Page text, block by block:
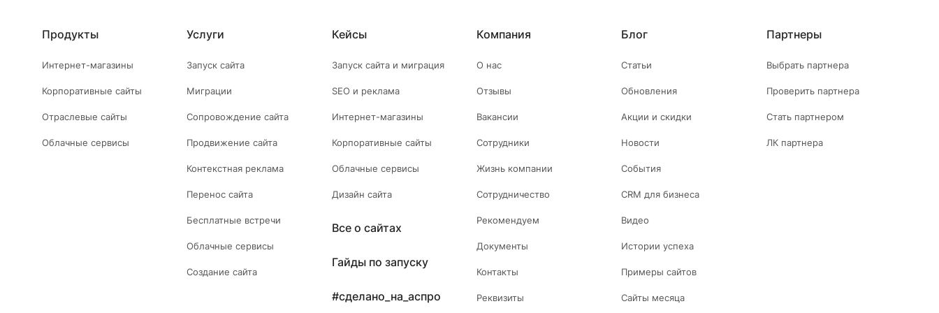
Продукты
Интернет-магазины
Корпоративные сайты
Отраслевые сайты
Облачные сервисы
Услуги
Запуск сайта
Миграции
Сопровождение сайта
Продвижение сайта
Контекстная реклама
Перенос сайта
Бесплатные встречи
Облачные сервисы
Создание сайта
Кейсы
Запуск сайта и миграция
SEO и реклама
Интернет-магазины
Корпоративные сайты
Облачные сервисы
Дизайн сайта
Все о сайтах
Гайды по запуску
#сделано_на_аспро
Компания
О нас
Отзывы
Вакансии
Сотрудники
Жизнь компании
Сотрудничество
Рекомендуем
Документы
Контакты
Реквизиты
Блог
Статьи
Обновления
Акции и скидки
Новости
События
CRM для бизнеса
Видео
Истории успеха
Примеры сайтов
Сайты месяца
Партнеры
Выбрать партнера
Проверить партнера
Стать партнером
ЛК партнера